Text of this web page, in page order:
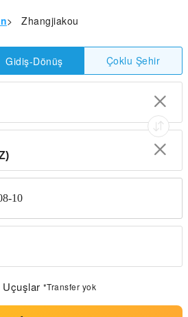
> Zhangjiakou
Gidiş-Dönüş Çoklu Şehir
10
Uçuşlar *Transfer yok